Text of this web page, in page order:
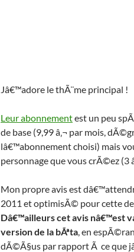
Jâ€™adore le thÃ¨me principal !
Leur abonnementest un peu
de base (9,99 â‚¬ par mois,
lâ€™abonnement choisi) mais
personnage que vous crÃ©ez (3
Mon propre avis est
2011 et optimisÃ© pour cette
Dâ€™ailleurs cet avis nâ€™est
version de la bÃªta, en
dÃ©Ã§us par rapport Ã ce